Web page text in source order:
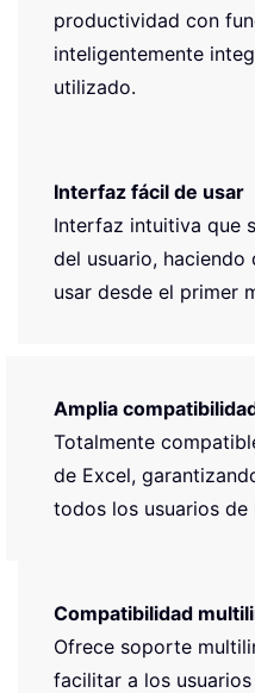
productividad con
inteligentemente
utilizado.
Interfaz fácil de usar
Interfaz intuitiva que
del usuario, haciendo
usar desde el primer
Amplia
Totalmente
de Excel,
todos los usuarios de
Compatibilidad
Ofrece soporte
facilitar a los